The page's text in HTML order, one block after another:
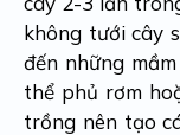
không tưới cây
đến những
thể phủ rơm
trồng nên tạo